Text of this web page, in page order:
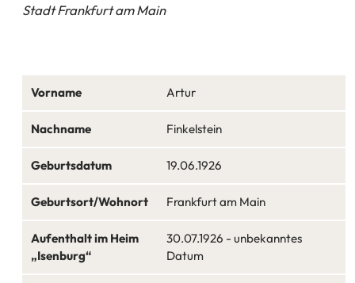
Stadt Frankfurt am Main
Vorname Artur
Nachname Finkelstein
Geburtsdatum 19.06.1926
Geburtsort/Wohnort Frankfurt am Main
Aufenthalt im Heim
„Isenburg“
30.07.1926 - unbekanntes
Datum